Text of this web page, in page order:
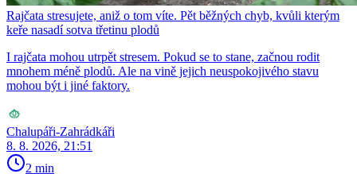
Rajčata stresujete, aniž o tom víte. Pět běžných chyb, kvůli kterým
keře nasadí sotva třetinu plodů
I rajčata mohou utrpět stresem. Pokud se to stane, začnou rodit
mnohem méně plodů. Ale na vině jejich neuspokojivého stavu
mohou být i jiné faktory.
Chalupáři-Zahrádkáři
8. 8. 2026, 21:51
2 min